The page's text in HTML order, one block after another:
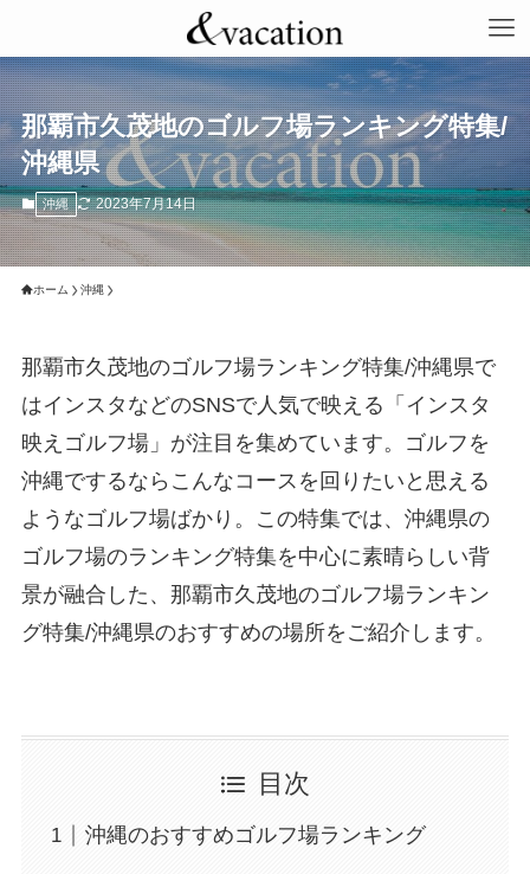
那覇市久茂地のゴルフ場ランキング特集/
沖縄県
沖縄 2023年7月14日
ホーム 沖縄
那覇市久茂地のゴルフ場ランキング特集/沖縄県で
はインスタなどのSNSで人気で映える「インスタ
映えゴルフ場」が注目を集めています。ゴルフを
沖縄でするならこんなコースを回りたいと思える
ようなゴルフ場ばかり。この特集では、沖縄県の
ゴルフ場のランキング特集を中心に素晴らしい背
景が融合した、那覇市久茂地のゴルフ場ランキン
グ特集/沖縄県のおすすめの場所をご紹介します。
目次
沖縄のおすすめゴルフ場ランキング